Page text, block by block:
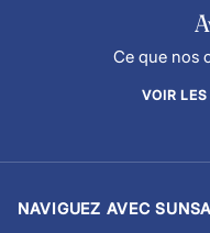
Ce que nos
VOIR
NAVIGUEZ AVEC